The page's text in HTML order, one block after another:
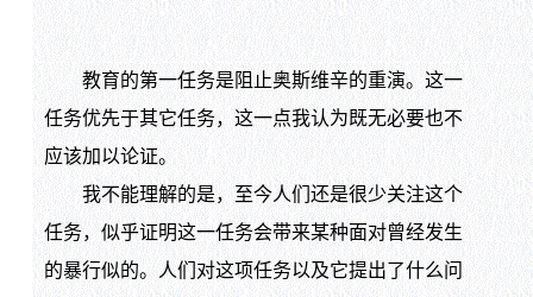
教育的第一任务是阻止奥斯维辛的重演。这一
任务优先于其它任务，这一点我认为既无必要也不
应该加以论证。
我不能理解的是，至今人们还是很少关注这个
任务，似乎证明这一任务会带来某种面对曾经发生
的暴行似的。人们对这项任务以及它提出了什么问